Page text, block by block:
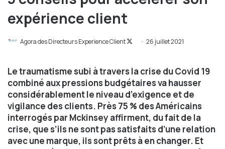
expérience client
Agora des Directeurs Experience Client
l
w
o
n
X
26 juillet 2021
Le traumatisme subi à travers la crise du Covid 19
combiné aux pressions budgétaires va hausser
considérablement le niveau d’exigence et de
vigilance des clients. Près 75 % des Américains
interrogés par Mckinsey affirment, du fait de la
crise, que s’ils ne sont pas satisfaits d’une relation
avec une marque, ils sont prêts à en changer. Et